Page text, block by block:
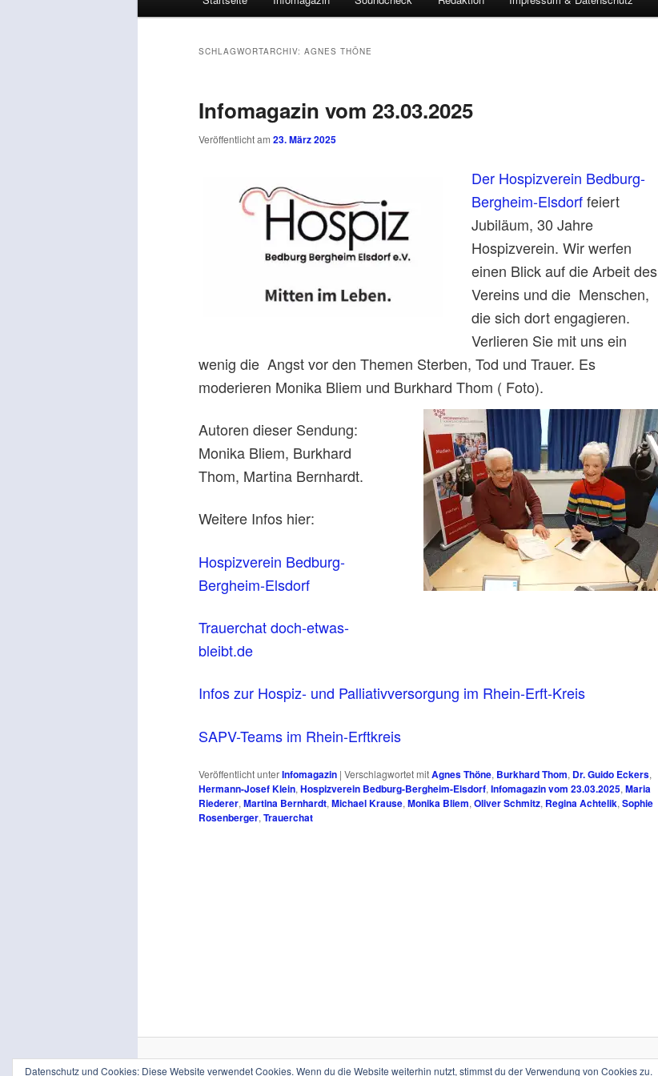
SCHLAGWORTARCHIV: AGNES THÖNE
Infomagazin vom 23.03.2025
Veröffentlicht am 23. März 2025
Der Hospizverein Bedburg-
Bergheim-Elsdorffeiert
Jubiläum, 30 Jahre
Hospizverein. Wir werfen
einen Blick auf die Arbeit des
Vereins und die Menschen,
die sich dort engagieren.
Verlieren Sie mit uns ein
wenig die Angst vor den Themen Sterben, Tod und Trauer. Es
moderieren Monika Bliem und Burkhard Thom ( Foto).
Autoren dieser Sendung:
Monika Bliem, Burkhard
Thom, Martina Bernhardt.
Weitere Infos hier:
Hospizverein Bedburg-
Bergheim-Elsdorf
Trauerchat doch-etwas-
bleibt.de
Infos zur Hospiz- und Palliativversorgung im Rhein-Erft-Kreis
SAPV-Teams im Rhein-Erftkreis
Veröffentlicht unterInfomagazin | Verschlagwortet mitAgnes Thöne, Burkhard Thom, Dr. Guido Eckers,
Hermann-Josef Klein, Hospizverein Bedburg-Bergheim-Elsdorf, Infomagazin vom 23.03.2025, Maria
Riederer, Martina Bernhardt, Michael Krause, Monika Bliem, Oliver Schmitz, Regina Achtelik, Sophie
Rosenberger, Trauerchat
Stolz präsentiert von WordPress
Datenschutz und Cookies: Diese Website verwendet Cookies. Wenn du die Website weiterhin nutzt, stimmst du der Verwendung von Cookies zu.